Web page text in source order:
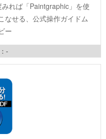
みれば「Paintgraphic」を使
なせる、公式操作ガイドム
ー
-